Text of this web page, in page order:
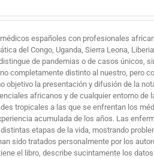
españoles con profesionales
del Congo, Uganda, Sierra Leona,
de pandemias o de casos únicos,
completamente distinto al nuestro, pero
objetivo la presentación y difusión de la
africanos y de cualquier entorno de
tropicales a las que se enfrentan los
acumulada de los años. Las
etapas de la vida, mostrando
sido tratados personalmente por los
el libro, describe sucintamente los